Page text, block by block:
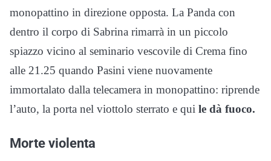
monopattino in direzione opposta. La Panda con
dentro il corpo di Sabrina rimarrà in un piccolo
spiazzo vicino al seminario vescovile di Crema fino
alle 21.25 quando Pasini viene nuovamente
immortalato dalla telecamera in monopattino: riprende
l’auto, la porta nel viottolo sterrato e qui le dà fuoco.
Morte violenta